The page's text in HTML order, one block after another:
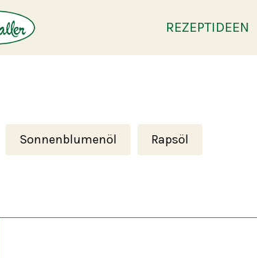
REZEPTIDEEN
Sonnenblumenöl Rapsöl